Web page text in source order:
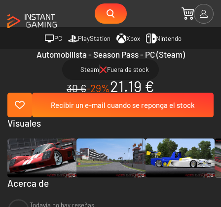
PC PlayStation Xbox Nintendo
Automobilista - Season Pass - PC (Steam)
Steam Fuera de stock
30 €-29%21.19 €
Recibir un e-mail cuando se reponga el stock
Acerca de
Todavía no hay reseñas
Visuales